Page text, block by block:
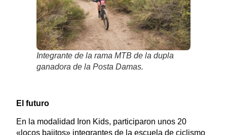
Integrante de la rama MTB de la dupla
ganadora de la Posta Damas.
El futuro
En la modalidad Iron Kids, participaron unos 20
«locos bajitos» integrantes de la escuela de ciclismo